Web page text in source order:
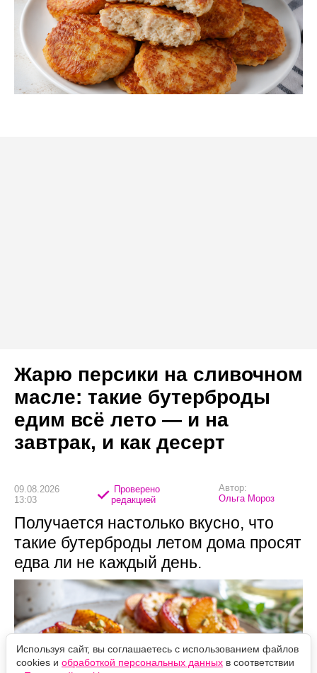
Жарю персики на сливочном
масле: такие бутерброды
едим всё лето — и на
завтрак, и как десерт
09.08.2026
13:03
Проверено
редакцией
Автор:
Ольга Мороз
Получается настолько вкусно, что
такие бутерброды летом дома просят
едва ли не каждый день.
Используя сайт, вы соглашаетесь с использованием файлов
cookies и обработкой персональных данных в соответствии